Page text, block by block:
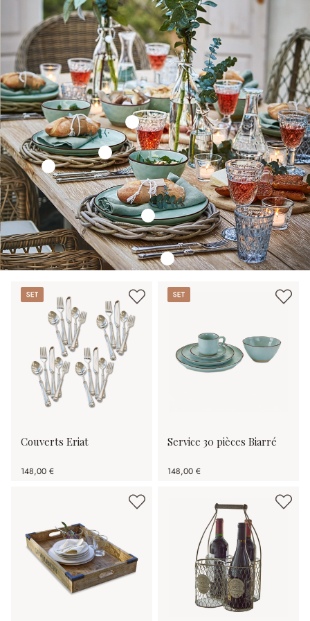
Set
Couverts Eriat
148,00 €
Set
Service 30 pièces Biarré
148,00 €